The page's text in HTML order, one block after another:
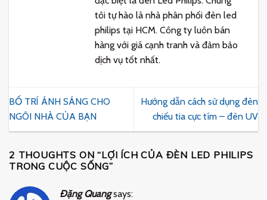
tôi tự hào là nhà phân phối đèn led
philips tại HCM. Công ty luôn bán
hàng với giá cạnh tranh và đảm bảo
dịch vụ tốt nhất.
BỐ TRÍ ÁNH SÁNG CHO
NGÔI NHÀ CỦA BẠN
Hướng dẫn cách sử dụng đèn
chiếu tia cực tím – đèn UV
2 THOUGHTS ON “LỢI ÍCH CỦA ĐÈN LED PHILIPS
TRONG CUỘC SỐNG”
Đặng Quang says: